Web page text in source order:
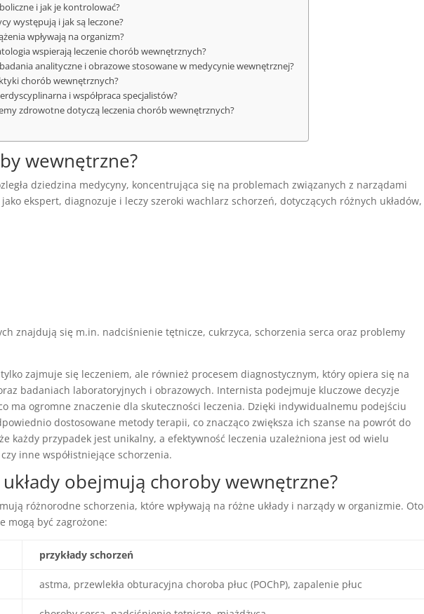
i jak je kontrolować?
występują i jak są leczone?
wpływają na organizm?
wspierają leczenie chorób wewnętrznych?
badania analityczne i obrazowe stosowane w medycynie wewnętrznej?
chorób wewnętrznych?
i współpraca specjalistów?
zdrowotne dotyczą leczenia chorób wewnętrznych?
wewnętrzne?
dziedzina medycyny, koncentrująca się na problemach związanych z narządami
ekspert, diagnozuje i leczy szeroki wachlarz schorzeń, dotyczących różnych układów,
znajdują się m.in. nadciśnienie tętnicze, cukrzyca, schorzenia serca oraz problemy
zajmuje się leczeniem, ale również procesem diagnostycznym, który opiera się na
badaniach laboratoryjnych i obrazowych. Internista podejmuje kluczowe decyzje
ma ogromne znaczenie dla skuteczności leczenia. Dzięki indywidualnemu podejściu
dostosowane metody terapii, co znacząco zwiększa ich szanse na powrót do
każdy przypadek jest unikalny, a efektywność leczenia uzależniona jest od wielu
inne współistniejące schorzenia.
układy obejmują choroby wewnętrzne?
różnorodne schorzenia, które wpływają na różne układy i narządy w organizmie. Oto
mogą być zagrożone:
przykłady schorzeń
astma, przewlekła obturacyjna choroba płuc (POChP), zapalenie płuc